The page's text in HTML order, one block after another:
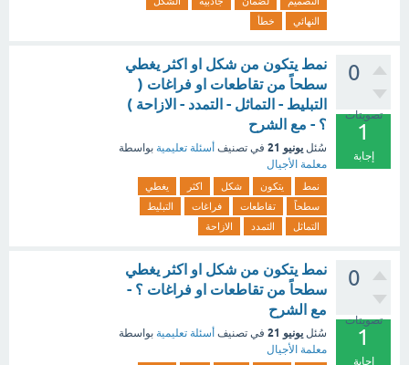
النهائي
خطأ
0
تصويتات
1
إجابة
نمط يتكون من شكل او اكثر يغطي
سطحاً من تقاطعات او فراغات (
التبليط - التماثل - التمدد - الازاحة )
؟ - مع الشرح
سُئل يونيو 21 في تصنيف أسئلة تعليمية بواسطة
معلمة الأجيال
نمط يتكون شكل اكثر
يغطي
سطحاً
تقاطعات فراغات
التبليط
التماثل
التمدد الازاحة
0
تصويتات
1
إجابة
نمط يتكون من شكل او اكثر يغطي
سطحاً من تقاطعات او فراغات ؟ -
مع الشرح
سُئل يونيو 21 في تصنيف أسئلة تعليمية بواسطة
معلمة الأجيال